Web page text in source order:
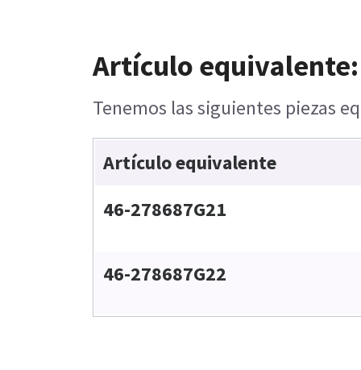
Artículo equivalente:
Tenemos las siguientes piezas
Artículo equivalente
46-278687G21
46-278687G22